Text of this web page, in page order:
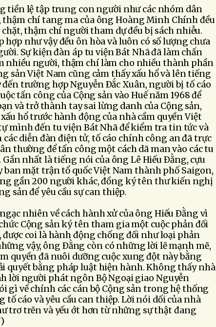
tiền lệ tập trung con người như các nhóm dân
thậm chí tang ma của ông Hoàng Minh Chính đều
chặt, thậm chí người tham dự đều bị sách nhiễu.
hợp như vậy đều ôn hòa và luôn có số lượng chưa
Sự kiện đàn áp tu viện Bát Nhã đã làm chấn
nhiều người, thậm chí làm cho nhiều thành phần
sản Việt Nam cũng cảm thấy xấu hổ và lên tiếng
đến trường hợp Nguyễn Ðắc Xuân, người bị tố cáo
tấn công của Cộng sản vào Huế năm 1968 để
và trở thành tay sai lừng danh của Cộng sản,
hổ trước hành động của nhà cầm quyền Việt
mình đến tu viện Bát Nhã để kiểm tra tin tức và
diễn đàn điện tử, tố cáo chính công an đã trực
thường để tấn công một cách dã man vào các tu
Gần nhất là tiếng nói của ông Lê Hiếu Ðằng, cựu
ban mặt trận tổ quốc Việt Nam thành phố Saigon,
gần 200 người khác, đồng ký tên thư kiến nghị
sản để yêu cầu sự can thiệp.
nhiên về cách hành xử của ông Hiếu Ðằng vì
Cộng sản ký tên tham gia một cuộc phản đối
coi là hành động chống đối như loại phản
vậy, ông Ðằng còn có những lời lẽ mạnh mẽ,
quyền đã nuôi dưỡng cuộc xung đột này bằng
quyết bằng pháp luật hiện hành. Không thấy nhà
lời người phát ngôn Bộ Ngoại giao Nguyễn
gì về chính các cán bộ Cộng sản trong hệ thống
tố cáo và yêu cầu can thiệp. Lời nói dối của nhà
trơ trẽn và yếu ớt hơn từ những sự thật đang